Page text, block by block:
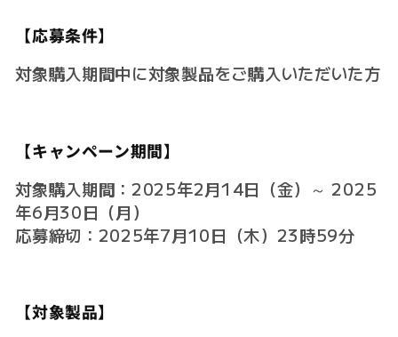
【応募条件】
対象購入期間中に対象製品をご購入いただいた方
【キャンペーン期間】
対象購入期間：2025年2月14日（金）～ 2025
年6月30日（月）
応募締切：2025年7月10日（木）23時59分
【対象製品】